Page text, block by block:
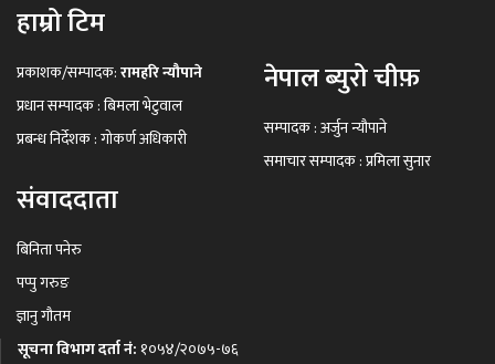
हाम्रो टिम
प्रकाशक/सम्पादक:रामहरि न्यौपाने
प्रधान सम्पादक : बिमला भेटुवाल
प्रबन्ध निर्देशक : गोकर्ण अधिकारी
नेपाल ब्युरो चीफ़
सम्पादक : अर्जुन न्यौपाने
समाचार सम्पादक : प्रमिला सुनार
संवाददाता
बिनिता पनेरु
पप्पु गरुङ
ज्ञानु गौतम
सूचना विभाग दर्ता नं: १०५४/२०७५-७६